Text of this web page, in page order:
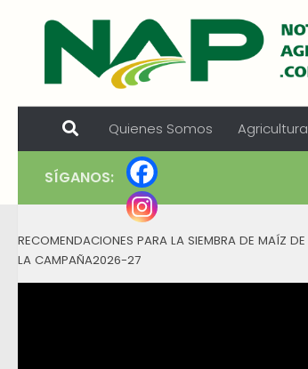
Skip to content
Quienes Somos Agricultura
SÍGANOS:
RECOMENDACIONES PARA LA SIEMBRA DE MAÍZ DE
LA CAMPAÑA2026-27